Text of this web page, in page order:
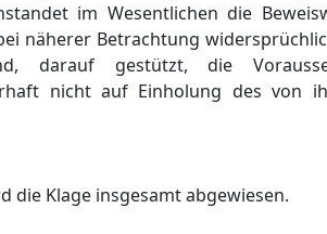
im Wesentlichen die
näherer Betrachtung
darauf gestützt, die
nicht auf Einholung des von
die Klage insgesamt abgewiesen.